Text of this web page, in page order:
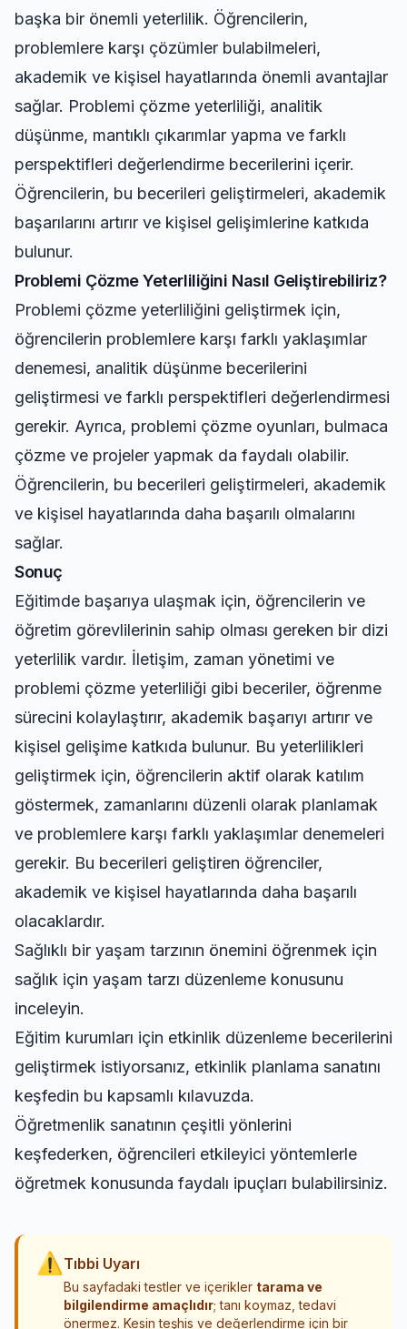
başka bir önemli yeterlilik. Öğrencilerin,
problemlere karşı çözümler bulabilmeleri,
akademik ve kişisel hayatlarında önemli avantajlar
sağlar. Problemi çözme yeterliliği, analitik
düşünme, mantıklı çıkarımlar yapma ve farklı
perspektifleri değerlendirme becerilerini içerir.
Öğrencilerin, bu becerileri geliştirmeleri, akademik
başarılarını artırır ve kişisel gelişimlerine katkıda
bulunur.
Problemi Çözme Yeterliliğini Nasıl Geliştirebiliriz?
Problemi çözme yeterliliğini geliştirmek için,
öğrencilerin problemlere karşı farklı yaklaşımlar
denemesi, analitik düşünme becerilerini
geliştirmesi ve farklı perspektifleri değerlendirmesi
gerekir. Ayrıca, problemi çözme oyunları, bulmaca
çözme ve projeler yapmak da faydalı olabilir.
Öğrencilerin, bu becerileri geliştirmeleri, akademik
ve kişisel hayatlarında daha başarılı olmalarını
sağlar.
Sonuç
Eğitimde başarıya ulaşmak için, öğrencilerin ve
öğretim görevlilerinin sahip olması gereken bir dizi
yeterlilik vardır. İletişim, zaman yönetimi ve
problemi çözme yeterliliği gibi beceriler, öğrenme
sürecini kolaylaştırır, akademik başarıyı artırır ve
kişisel gelişime katkıda bulunur. Bu yeterlilikleri
geliştirmek için, öğrencilerin aktif olarak katılım
göstermek, zamanlarını düzenli olarak planlamak
ve problemlere karşı farklı yaklaşımlar denemeleri
gerekir. Bu becerileri geliştiren öğrenciler,
akademik ve kişisel hayatlarında daha başarılı
olacaklardır.
Sağlıklı bir yaşam tarzının önemini öğrenmek için
sağlık için yaşam tarzı düzenleme konusunu
inceleyin.
Eğitim kurumları için etkinlik düzenleme becerilerini
geliştirmek istiyorsanız, etkinlik planlama sanatını
keşfedin bu kapsamlı kılavuzda.
Öğretmenlik sanatının çeşitli yönlerini
keşfederken, öğrencileri etkileyici yöntemlerle
öğretmek konusunda faydalı ipuçları bulabilirsiniz.
⚠ Tıbbi Uyarı
Bu sayfadaki testler ve içerikler tarama ve
bilgilendirme amaçlıdır; tanı koymaz, tedavi
önermez. Kesin teşhis ve değerlendirme için bir